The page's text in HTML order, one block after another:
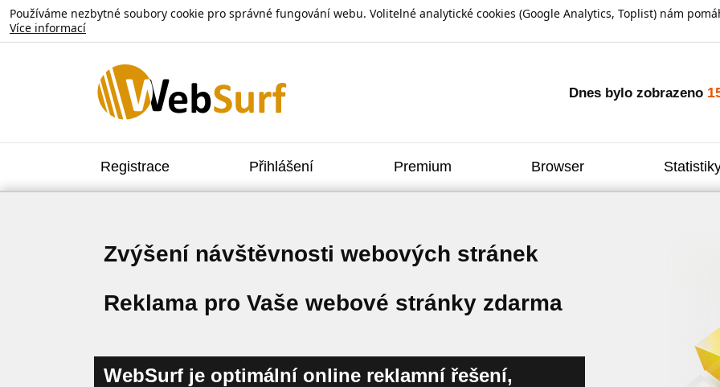
Používáme nezbytné soubory cookie pro správné fungování webu. Volitelné analytické cookies (Google Analytics, Toplist) nám
Více informací
Dnes bylo zobrazeno
Registrace Přihlášení Premium Browser
Zvýšení návštěvnosti webových stránek
Reklama pro Vaše webové stránky zdarma
WebSurf je optimální online reklamní řešení,